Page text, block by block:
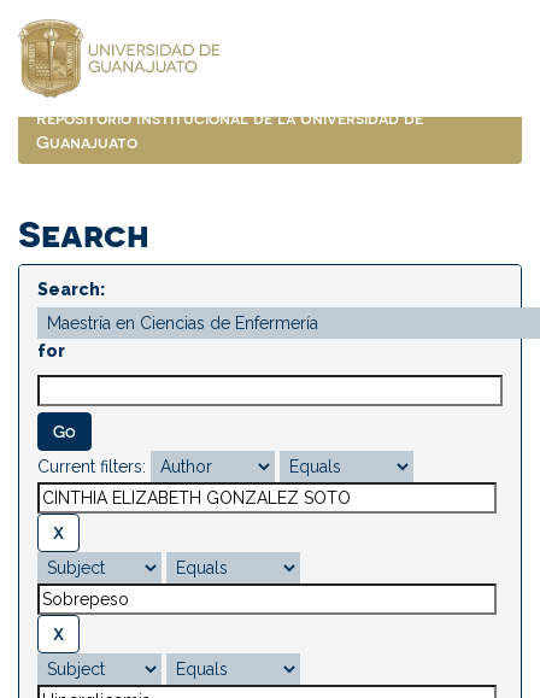
navigation
Repositorio Institucional de la Universidad de
Guanajuato
Search
Search:
for
Current filters: